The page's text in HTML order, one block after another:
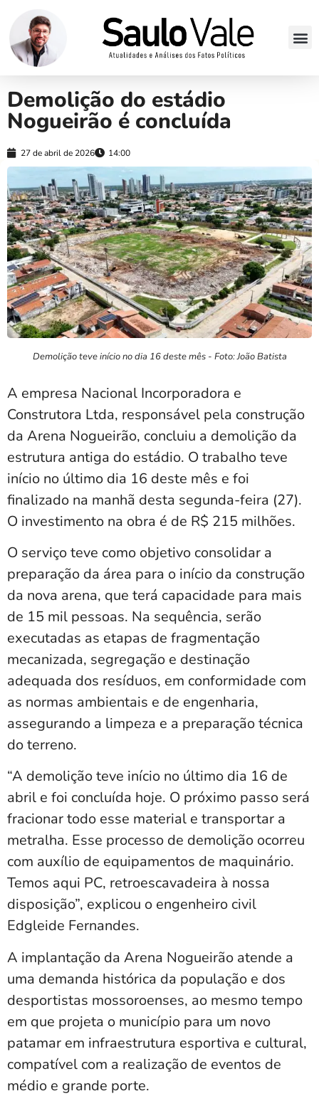
Demolição do estádio
Nogueirão é concluída
27 de abril de 2026 14:00
Demolição teve início no dia 16 deste mês - Foto: João Batista
A empresa Nacional Incorporadora e
Construtora Ltda, responsável pela construção
da Arena Nogueirão, concluiu a demolição da
estrutura antiga do estádio. O trabalho teve
início no último dia 16 deste mês e foi
finalizado na manhã desta segunda-feira (27).
O investimento na obra é de R$ 215 milhões.
O serviço teve como objetivo consolidar a
preparação da área para o início da construção
da nova arena, que terá capacidade para mais
de 15 mil pessoas. Na sequência, serão
executadas as etapas de fragmentação
mecanizada, segregação e destinação
adequada dos resíduos, em conformidade com
as normas ambientais e de engenharia,
assegurando a limpeza e a preparação técnica
do terreno.
“A demolição teve início no último dia 16 de
abril e foi concluída hoje. O próximo passo será
fracionar todo esse material e transportar a
metralha. Esse processo de demolição ocorreu
com auxílio de equipamentos de maquinário.
Temos aqui PC, retroescavadeira à nossa
disposição”, explicou o engenheiro civil
Edgleide Fernandes.
A implantação da Arena Nogueirão atende a
uma demanda histórica da população e dos
desportistas mossoroenses, ao mesmo tempo
em que projeta o município para um novo
patamar em infraestrutura esportiva e cultural,
compatível com a realização de eventos de
médio e grande porte.